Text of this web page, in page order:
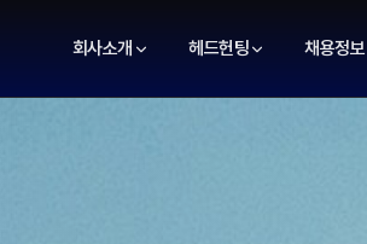
회사소개 헤드헌팅 채용정보